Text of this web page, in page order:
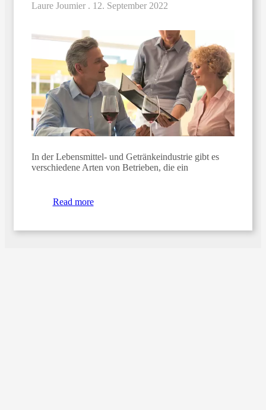
Laure Joumier . 12. September 2022
In der Lebensmittel- und Getränkeindustrie gibt es
verschiedene Arten von Betrieben, die ein
Read more